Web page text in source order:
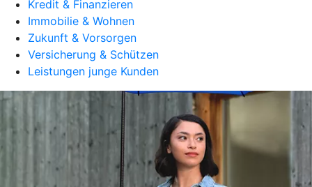
Kredit & Finanzieren
Immobilie & Wohnen
Zukunft & Vorsorgen
Versicherung & Schützen
Leistungen junge Kunden